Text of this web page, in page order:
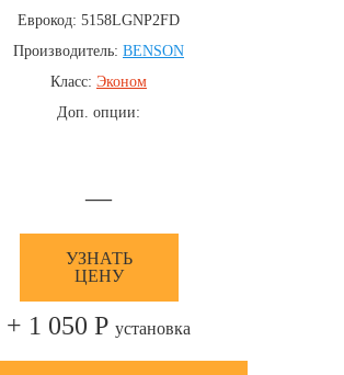
Еврокод: 5158LGNP2FD
Производитель: BENSON
Класс: Эконом
Доп. опции:
—
УЗНАТЬ
ЦЕНУ
+ 1 050 Р установка